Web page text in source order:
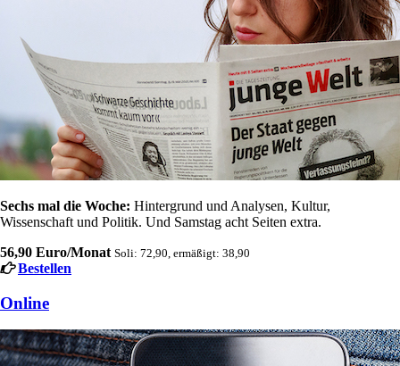
Sechs mal die Woche: Hintergrund und Analysen, Kultur,
Wissenschaft und Politik. Und Samstag acht Seiten extra.
56,90 Euro/Monat Soli: 72,90, ermäßigt: 38,90
Bestellen
Online